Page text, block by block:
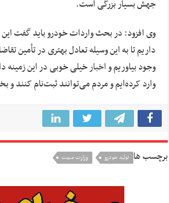
جهش بسیار بزرگی است.
وی افزود: در بحث واردات خودرو باید گفت
داریم تا به این وسیله تعادل بهتری در تأمین
وجود بیاوریم واخبارخیلی خوبی در این زمینه
وارد کرده‌ایم و مردم می‌توانند ثبت‌نام کنند و
برچسب ها تولید خودرو وزارت صمت